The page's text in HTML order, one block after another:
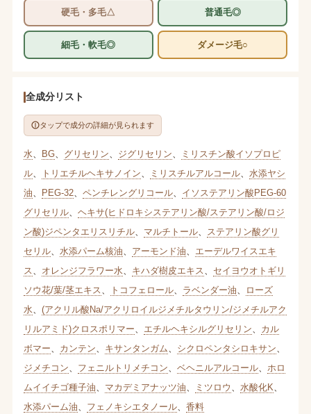
硬毛・多毛△ 普通毛◎
細毛・軟毛◎ ダメージ毛○
全成分リスト
タップで成分の詳細が見られます
水 BG、 グリセリン ジグリセリン
ミリスチン酸イソプロピ
ル、 トリエチルヘキサノイン ミリスチルアルコール、 水添ヤシ
油
PEG-32、 ペンチレングリコール、 イソステアリン酸PEG-60
グリセリル、 ヘキサ(ヒドロキシステアリン酸/ステアリン酸/ロジ
ン酸)ジペンタエリスリチル、 マルチトール、
ステアリン酸グリ
セリル、 水添パーム核油 アーモンド油
エーデルワイスエキ
ス
オレンジフラワー水 キハダ樹皮エキス
セイヨウオトギリ
ソウ花/葉/茎エキス
トコフェロール、 ラベンダー油
ローズ
水
(アクリル酸Na/アクリロイルジメチルタウリン/ジメチルアク
リルアミド)クロスポリマー
エチルヘキシルグリセリン
カル
ボマー
カンテン キサンタンガム シクロペンタシロキサン
ジメチコン
フェニルトリメチコン ベヘニルアルコール、 ホロ
ムイイチゴ種子油
マカデミアナッツ油 ミツロウ 水酸化K
水添パーム油
フェノキシエタノール、 香料